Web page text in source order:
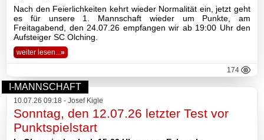
2024
2023
2022
2021
2020
Nach den Feierlichkeiten kehrt wieder Normalität ein, jetzt geht
es für unsere 1. Mannschaft wieder um Punkte, am
Freitagabend, den 24.07.26 empfangen wir ab 19:00 Uhr den
Aufsteiger SC Olching.
weiter lesen...»
174
I-MANNSCHAFT
10.07.26 09:18 - Josef Kigle
Sonntag, den 12.07.26 letzter Test vor
Punktspielstart